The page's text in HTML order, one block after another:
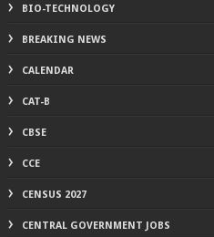
BIO-TECHNOLOGY
BREAKING NEWS
CALENDAR
CAT-B
CBSE
CCE
CENSUS 2027
CENTRAL GOVERNMENT JOBS